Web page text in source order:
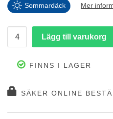
Sommardäck Mer
FINNS I LAGER
SÄKER ONLINE